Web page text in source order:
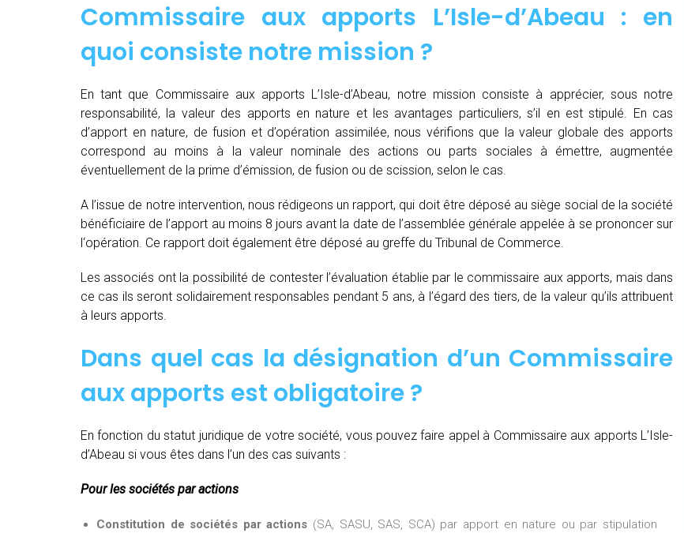
Commissaire aux apports L’Isle-d’Abeau : en
quoi consiste notre mission ?
En tant que Commissaire aux apports L’Isle-d’Abeau, notre mission consiste à apprécier, sous notre
responsabilité, la valeur des apports en nature et les avantages particuliers, s’il en est stipulé. En cas
d’apport en nature, de fusion et d’opération assimilée, nous vérifions que la valeur globale des apports
correspond au moins à la valeur nominale des actions ou parts sociales à émettre, augmentée
éventuellement de la prime d’émission, de fusion ou de scission, selon le cas.
A l’issue de notre intervention, nous rédigeons un rapport, qui doit être déposé au siège social de la société
bénéficiaire de l’apport au moins 8 jours avant la date de l’assemblée générale appelée à se prononcer sur
l‘opération. Ce rapport doit également être déposé au greffe du Tribunal de Commerce.
Les associés ont la possibilité de contester l’évaluation établie par le commissaire aux apports, mais dans
ce cas ils seront solidairement responsables pendant 5 ans, à l’égard des tiers, de la valeur qu’ils attribuent
à leurs apports.
Dans quel cas la désignation d’un Commissaire
aux apports est obligatoire ?
En fonction du statut juridique de votre société, vous pouvez faire appel à Commissaire aux apports L’Isle-
d’Abeau si vous êtes dans l’un des cas suivants :
Pour les sociétés par actions
Constitution de sociétés par actions (SA, SASU, SAS, SCA) par apport en nature ou par stipulation